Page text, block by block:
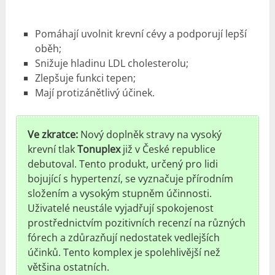
Pomáhají uvolnit krevní cévy a podporují lepší
oběh;
Snižuje hladinu LDL cholesterolu;
Zlepšuje funkci tepen;
Mají protizánětlivý účinek.
Ve zkratce: Nový doplněk stravy na vysoký
krevní tlakTonuplexjiž v České republice
debutoval. Tento produkt, určený pro lidi
bojující s hypertenzí, se vyznačuje přírodním
složením a vysokým stupněm účinnosti.
Uživatelé neustále vyjadřují spokojenost
prostřednictvím pozitivních recenzí na různých
fórech a zdůrazňují nedostatek vedlejších
účinků. Tento komplex je spolehlivější než
většina ostatních.